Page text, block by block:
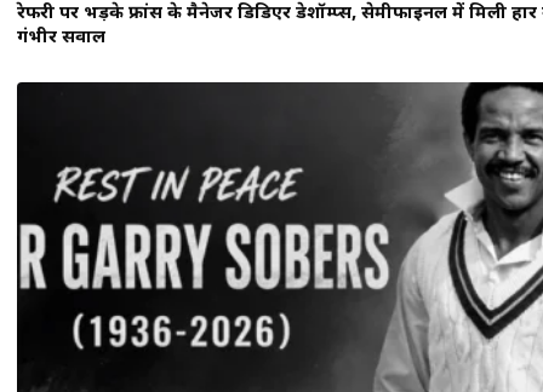
रेफरी पर भड़के फ्रांस के मैनेजर डिडिएर डेशॉम्प्स, सेमीफाइनल में मिली हार
गंभीर सवाल